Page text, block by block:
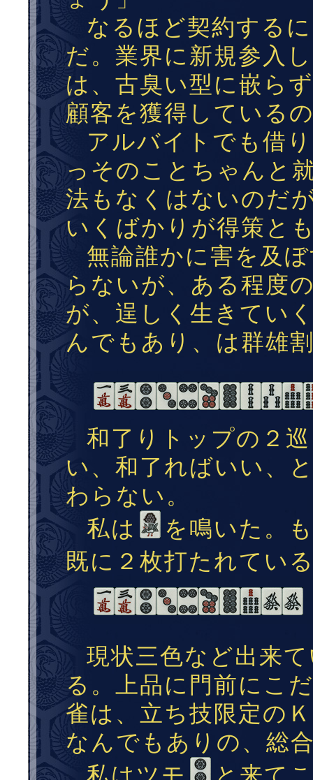
なるほど契約する
だ。業界に新規参入
は、古臭い型に嵌ら
顧客を獲得している
アルバイトでも借
っそのことちゃんと
法もなくはないのだ
いくばかりが得策と
無論誰かに害を及
らないが、ある程度
が、逞しく生きてい
んでもあり、は群雄
和了りトップの２
い、和了ればいい、
わらない。
私は
を鳴いた。
既に２枚打たれてい
現状三色など出来
る。上品に門前にこ
雀は、立ち技限定の
なんでもありの、総